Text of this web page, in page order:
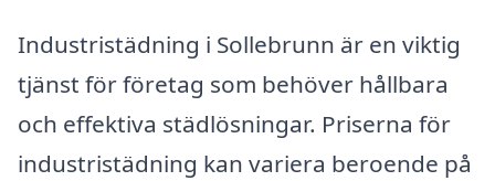
Industristädning i Sollebrunn är en viktig
tjänst för företag som behöver hållbara
och effektiva städlösningar. Priserna för
industristädning kan variera beroende på